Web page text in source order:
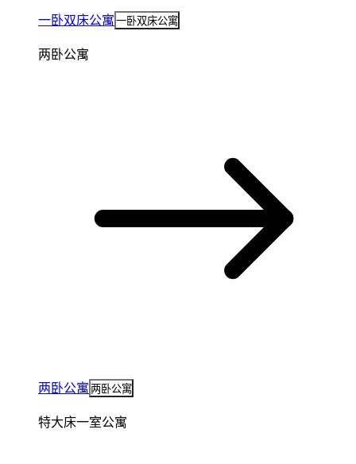
一卧双床公寓 一卧双床公寓
两卧公寓
两卧公寓 两卧公寓
特大床一室公寓